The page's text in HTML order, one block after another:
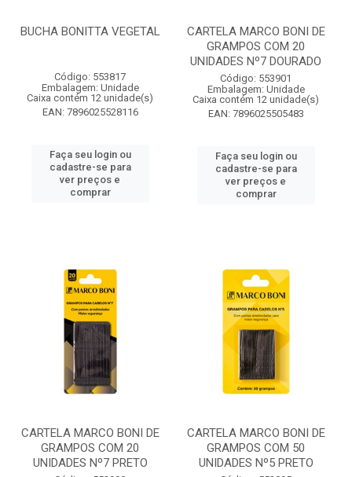
BUCHA BONITTA VEGETAL
Código: 553817
Embalagem: Unidade
Caixa contém 12 unidade(s)
EAN: 7896025528116
Faça seu login ou
cadastre-se para
ver preços e
comprar
CARTELA MARCO BONI DE
GRAMPOS COM 20
UNIDADES Nº7 DOURADO
Código: 553901
Embalagem: Unidade
Caixa contém 12 unidade(s)
EAN: 7896025505483
Faça seu login ou
cadastre-se para
ver preços e
comprar
CARTELA MARCO BONI DE
GRAMPOS COM 20
UNIDADES Nº7 PRETO
CARTELA MARCO BONI DE
GRAMPOS COM 50
UNIDADES Nº5 PRETO